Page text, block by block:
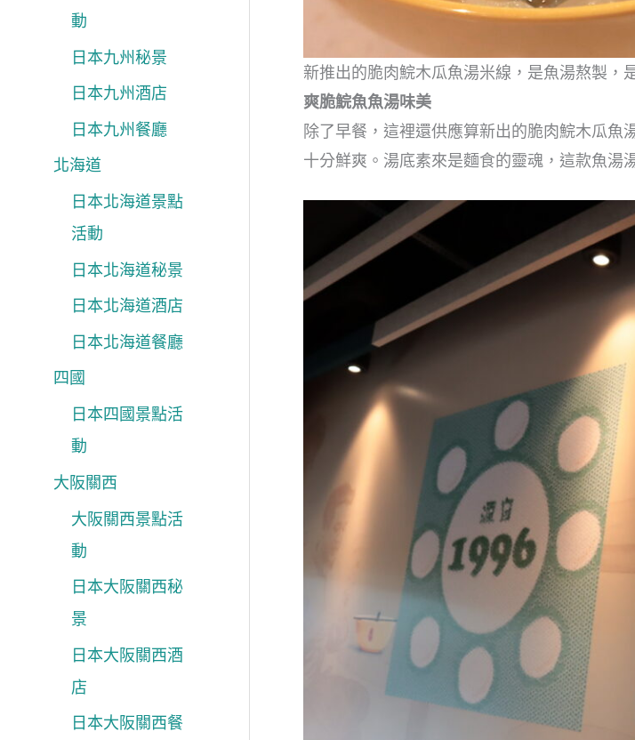
動
日本九州秘景
日本九州酒店
日本九州餐廳
北海道
日本北海道景點
活動
日本北海道秘景
日本北海道酒店
日本北海道餐廳
四國
日本四國景點活
動
大阪關西
大阪關西景點活
動
日本大阪關西秘
景
日本大阪關西酒
店
日本大阪關西餐
新推出的脆肉鯇木瓜魚湯米線，是魚湯熬製，
爽脆鯇魚魚湯味美
除了早餐，這裡還供應算新出的脆肉鯇木瓜
十分鮮爽。湯底素來是麵食的靈魂，這款魚湯